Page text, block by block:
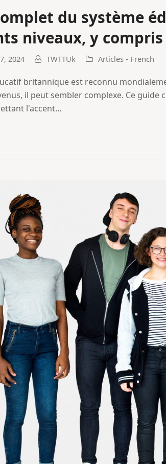
du système
niveaux, y
2024 TWTTUk Articles - French
britannique est reconnu
il peut sembler complexe. Ce
l'accent…